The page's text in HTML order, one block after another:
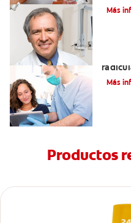
Más
Más
Productos